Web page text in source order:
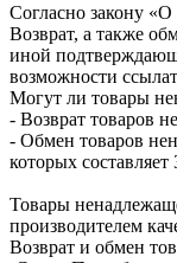
Согласно закону «О
Возврат, а также
иной
возможности
Могут ли товары
- Возврат товаров
- Обмен товаров
которых
Товары
производителем
Возврат и обмен